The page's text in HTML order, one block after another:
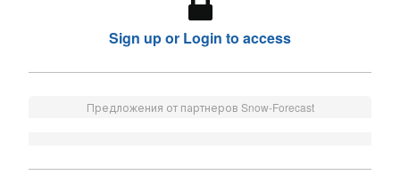
Sign up or Login to access
Предложения от партнеров Snow-Forecast